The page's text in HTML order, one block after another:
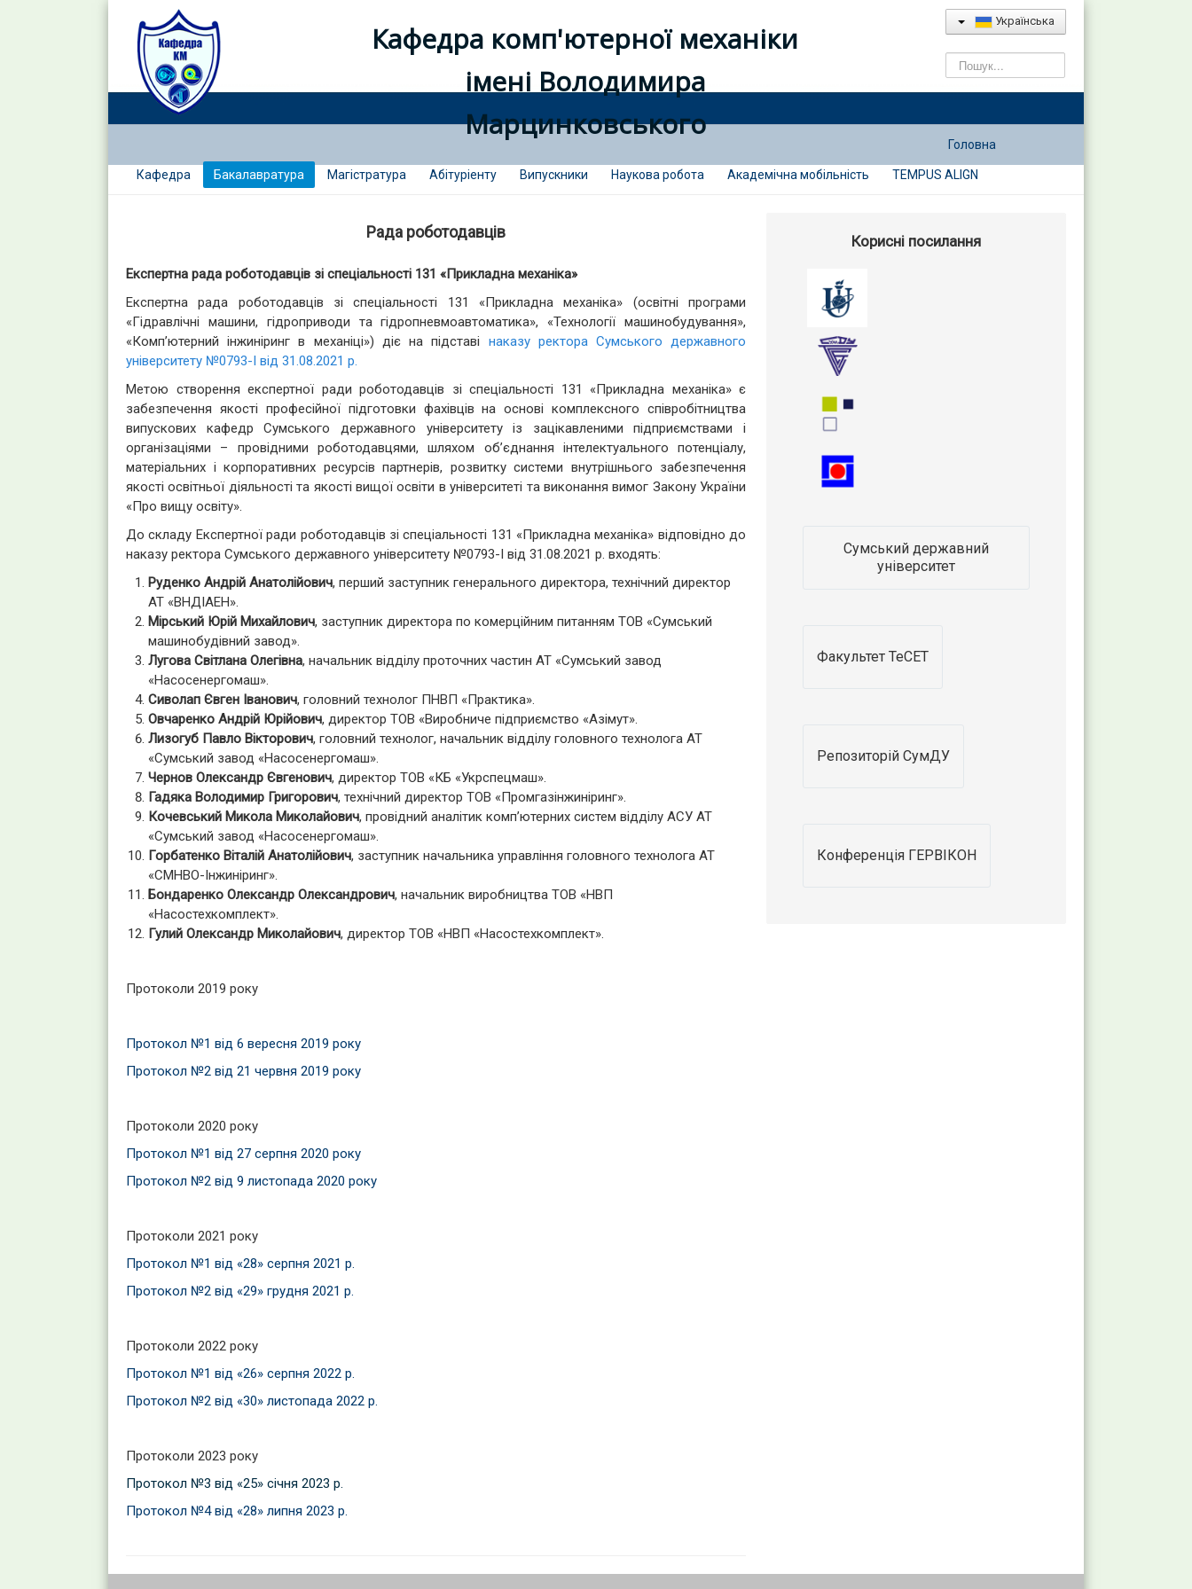
Кафедра комп'ютерної механіки
імені Володимира
Марцинковського
Українська
Пошук...
Головна
Кафедра Бакалавратура Магістратура Абітуріенту Випускники Наукова робота Академічна мобільність TEMPUS ALIGN
Рада роботодавців
Експертна рада роботодавців зі спеціальності 131 «Прикладна механіка»
Експертна рада роботодавців зі спеціальності 131 «Прикладна механіка» (освітні програми
«Гідравлічні машини, гідроприводи та гідропневмоавтоматика», «Технології машинобудування»,
«Комп’ютерний інжиніринг в механіці») діє на підставі наказу ректора Сумського державного
університету №0793-І від 31.08.2021 р.
Метою створення експертної ради роботодавців зі спеціальності 131 «Прикладна механіка» є
забезпечення якості професійної підготовки фахівців на основі комплексного співробітництва
випускових кафедр Сумського державного університету із зацікавленими підприємствами і
організаціями – провідними роботодавцями, шляхом об’єднання інтелектуального потенціалу,
матеріальних і корпоративних ресурсів партнерів, розвитку системи внутрішнього забезпечення
якості освітньої діяльності та якості вищої освіти в університеті та виконання вимог Закону України
«Про вищу освіту».
До складу Експертної ради роботодавців зі спеціальності 131 «Прикладна механіка» відповідно до
наказу ректора Сумського державного університету №0793-І від 31.08.2021 р. входять:
Руденко Андрій Анатолійович, перший заступник генерального директора, технічний директор
АТ «ВНДІАЕН».
Мірський Юрій Михайлович, заступник директора по комерційним питанням ТОВ «Сумський
машинобудівний завод».
Лугова Світлана Олегівна, начальник відділу проточних частин АТ «Сумський завод
«Насосенергомаш».
Сиволап Євген Іванович, головний технолог ПНВП «Практика».
Овчаренко Андрій Юрійович, директор ТОВ «Виробниче підприємство «Азімут».
Лизогуб Павло Вікторович, головний технолог, начальник відділу головного технолога АТ
«Сумський завод «Насосенергомаш».
Чернов Олександр Євгенович, директор ТОВ «КБ «Укрспецмаш».
Гадяка Володимир Григорович, технічний директор ТОВ «Промгазінжиніринг».
Кочевський Микола Миколайович, провідний аналітик комп’ютерних систем відділу АСУ АТ
«Сумський завод «Насосенергомаш».
Горбатенко Віталій Анатолійович, заступник начальника управління головного технолога АТ
«СМНВО-Інжиніринг».
Бондаренко Олександр Олександрович, начальник виробництва ТОВ «НВП
«Насостехкомплект».
Гулий Олександр Миколайович, директор ТОВ «НВП «Насостехкомплект».
Протоколи 2019 року
Протокол №1 від 6 вересня 2019 року
Протокол №2 від 21 червня 2019 року
Протоколи 2020 року
Протокол №1 від 27 серпня 2020 року
Протокол №2 від 9 листопада 2020 року
Протоколи 2021 року
Протокол №1 від «28» серпня 2021 р.
Протокол №2 від «29» грудня 2021 р.
Протоколи 2022 року
Протокол №1 від «26» серпня 2022 р.
Протокол №2 від «30» листопада 2022 р.
Протоколи 2023 року
Протокол №3 від «25» січня 2023 р.
Протокол №4 від «28» липня 2023 р.
Корисні посилання
Сумський державний
університет
Факультет ТеСЕТ
Репозиторій СумДУ
Конференція ГЕРВІКОН